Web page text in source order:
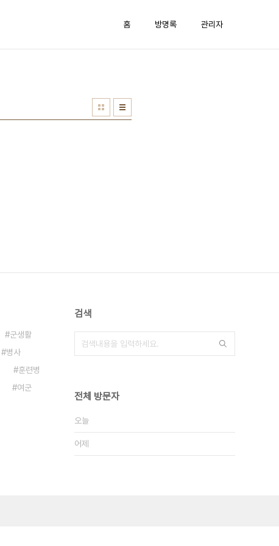
홈 방명록 관리자
군생활
병사
훈련병
여군
검색
전체 방문자
오늘
어제